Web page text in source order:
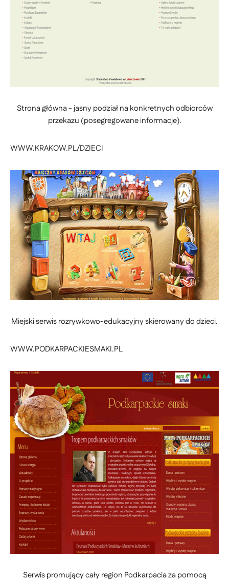
Strona główna - jasny podział na konkretnych odbiorców
przekazu (posegregowane informacje).
WWW.KRAKOW.PL/DZIECI
Miejski serwis rozrywkowo-edukacyjny skierowany do dzieci.
WWW.PODKARPACKIESMAKI.PL
Serwis promujący cały region Podkarpacia za pomocą